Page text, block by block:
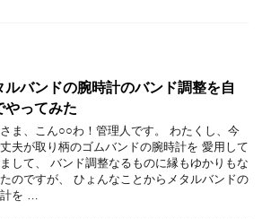
ルバンドの腕時計のバンド調整を自
やってみた
ま、こん○○わ！管理人です。 わたくし、今
夫が取り柄のゴムバンドの腕時計を 愛用して
して、 バンド調整なるものに縁もゆかりもな
のですが、 ひょんなことからメタルバンドの
計を …